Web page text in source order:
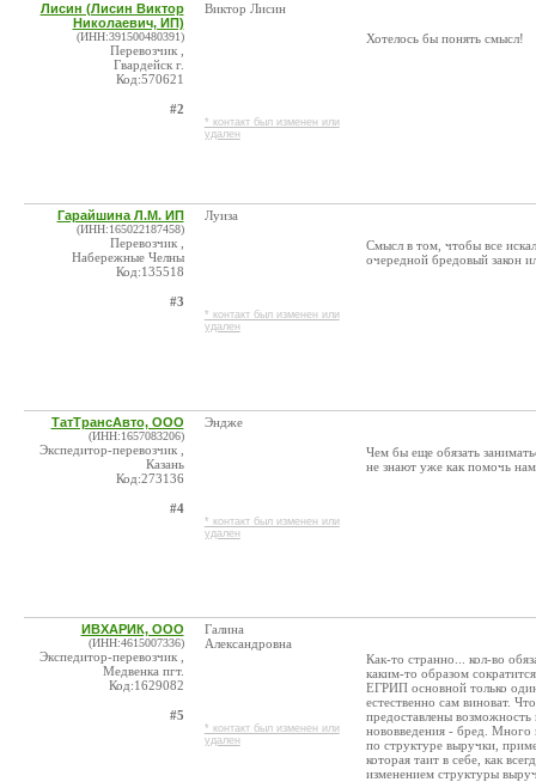
Лисин (Лисин Виктор
Николаевич, ИП)
(ИНН:391500480391)
Перевозчик ,
Гвардейск г.
Код:570621
#2
Виктор Лисин
* контакт был изменен или
удален
Хотелось бы понять смысл!
Гарайшина Л.М. ИП
(ИНН:165022187458)
Перевозчик ,
Набережные Челны
Код:135518
#3
Луиза
* контакт был изменен или
удален
Смысл в том, чтобы все
очередной бредовый закон
ТатТрансАвто, ООО
(ИНН:1657083206)
Экспедитор-перевозчик ,
Казань
Код:273136
#4
Эндже
* контакт был изменен или
удален
Чем бы еще обязать
не знают уже как помочь
ИВХАРИК, ООО
(ИНН:4615007336)
Экспедитор-перевозчик ,
Медвенка пгт.
Код:1629082
#5
Галина
Александровна
* контакт был изменен или
удален
Как-то странно... кол-во
каким-то образом
ЕГРИП основной только
естественно сам виноват.
предоставлены
нововведения - бред. Много
по структуре выручки,
которая таит в себе, как
изменением структуры